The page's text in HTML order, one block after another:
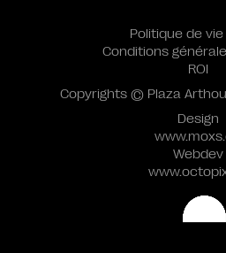
Design
Webdev
Politique de
Conditions
ROI
Copyrights © Plaza